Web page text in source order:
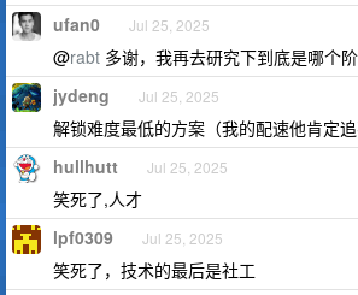
ufan0 Jul 25, 2025
@rabt 多谢，我再去研究下到底是哪个
jydeng Jul 25, 2025
解锁难度最低的方案（我的配速他肯定
hullhutt Jul 25, 2025
笑死了,人才
lpf0309 Jul 25, 2025
笑死了，技术的最后是社工